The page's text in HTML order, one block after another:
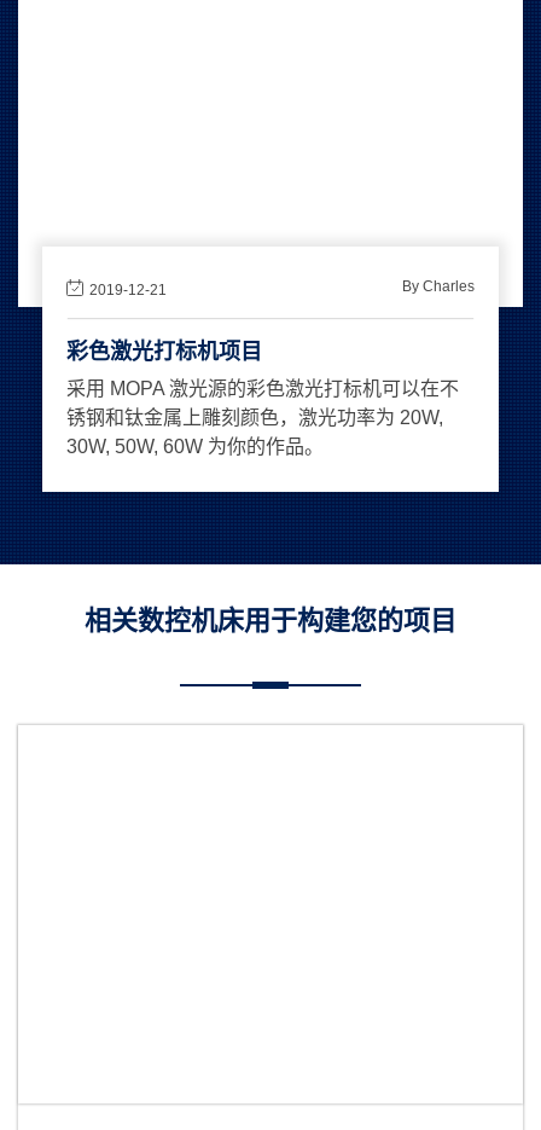
2019-12-21 By Charles
彩色激光打标机项目
采用 MOPA 激光源的彩色激光打标机可以在不
锈钢和钛金属上雕刻颜色，激光功率为 20W,
30W, 50W, 60W 为你的作品。
相关数控机床用于构建您的项目